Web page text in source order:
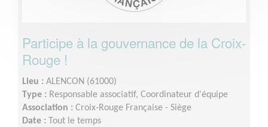
Participe à la gouvernance de la Croix-
Rouge !
Lieu : ALENCON (61000)
Type : Responsable associatif, Coordinateur d'équipe
Association : Croix-Rouge Française - Siège
Date : Tout le temps